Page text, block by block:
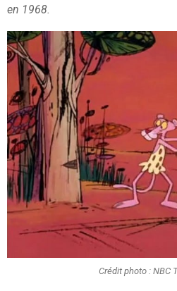
en 1968.
Crédit photo : NBC